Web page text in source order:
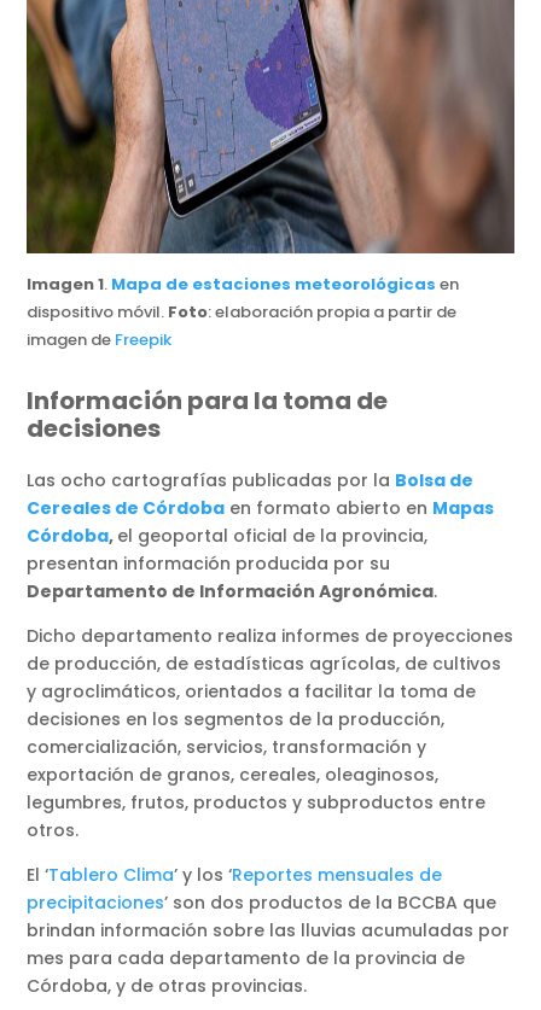
Imagen 1. Mapa de estaciones meteorológicas en
dispositivo móvil. Foto: elaboración propia a partir de
imagen de Freepik
Información para la toma de
decisiones
Las ocho cartografías publicadas por la Bolsa de
Cereales de Córdoba en formato abierto en Mapas
Córdoba, el geoportal oficial de la provincia,
presentan información producida por su
Departamento de Información Agronómica.
Dicho departamento realiza informes de proyecciones
de producción, de estadísticas agrícolas, de cultivos
y agroclimáticos, orientados a facilitar la toma de
decisiones en los segmentos de la producción,
comercialización, servicios, transformación y
exportación de granos, cereales, oleaginosos,
legumbres, frutos, productos y subproductos entre
otros.
El ‘Tablero Clima’ y los ‘Reportes mensuales de
precipitaciones’ son dos productos de la BCCBA que
brindan información sobre las lluvias acumuladas por
mes para cada departamento de la provincia de
Córdoba, y de otras provincias.